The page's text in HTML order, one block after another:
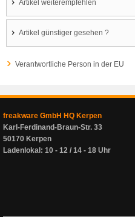
Artikel weiterempfehlen
Artikel günstiger gesehen ?
Verantwortliche Person in der EU
freakware GmbH HQ Kerpen
Karl-Ferdinand-Braun-Str. 33
50170 Kerpen
Ladenlokal: 10 - 12 / 14 - 18 Uhr